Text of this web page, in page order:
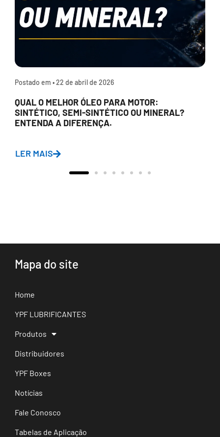
Postado em •22 de abril de 2026
QUAL O MELHOR ÓLEO PARA MOTOR:
SINTÉTICO, SEMI-SINTÉTICO OU MINERAL?
ENTENDA A DIFERENÇA.
LER MAIS
Mapa do site
Home
YPF LUBRIFICANTES
Produtos
Distribuidores
YPF Boxes
Notícias
Fale Conosco
Tabelas de Aplicação